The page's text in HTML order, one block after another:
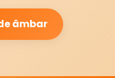
âmbar